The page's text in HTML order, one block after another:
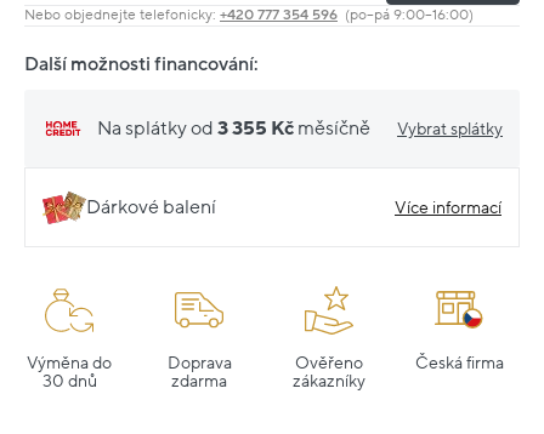
Nebo objednejte telefonicky: +420 777 354 596 (po–pá 9:00–16:00)
Další možnosti financování:
Na splátky od 3 355 Kč měsíčně Vybrat splátky
Dárkové balení Více informací
Výměna do
30 dnů
Doprava
zdarma
Ověřeno
zákazníky
Česká firma